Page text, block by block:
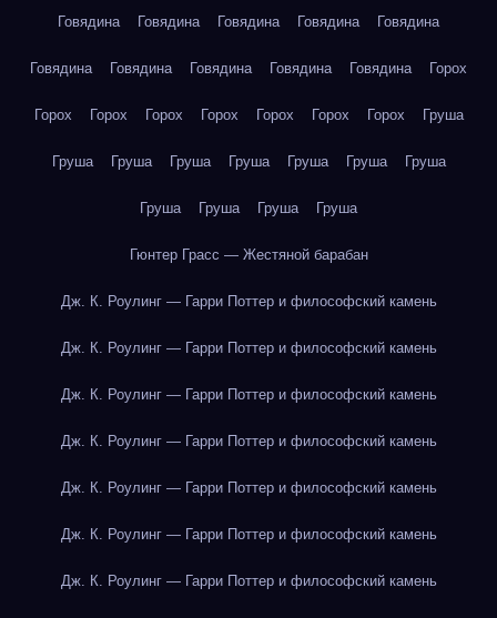
Говядина Говядина Говядина Говядина Говядина
Говядина Говядина Говядина Говядина Говядина Горох
Горох Горох Горох Горох Горох Горох Горох Груша
Груша Груша Груша Груша Груша Груша Груша
Груша Груша Груша Груша
Гюнтер Грасс — Жестяной барабан
Дж. К. Роулинг — Гарри Поттер и философский камень
Дж. К. Роулинг — Гарри Поттер и философский камень
Дж. К. Роулинг — Гарри Поттер и философский камень
Дж. К. Роулинг — Гарри Поттер и философский камень
Дж. К. Роулинг — Гарри Поттер и философский камень
Дж. К. Роулинг — Гарри Поттер и философский камень
Дж. К. Роулинг — Гарри Поттер и философский камень